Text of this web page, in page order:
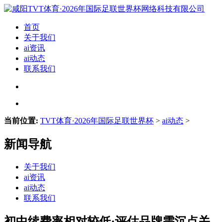
首页
关于我们
ai资讯
ai动态
联系我们
当前位置: TVT体育·2026年国际足联世界杯 > ai动态 >
新闻导航
关于我们
ai资讯
ai动态
联系我们